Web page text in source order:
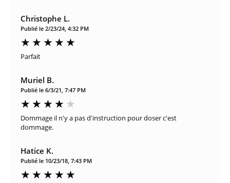
Christophe L.
Publié le 2/23/24, 4:32 PM
Parfait
Muriel B.
Publié le 6/3/21, 7:47 PM
Dommage il n'y a pas d'instruction pour doser c'est
dommage.
Hatice K.
Publié le 10/23/18, 7:43 PM